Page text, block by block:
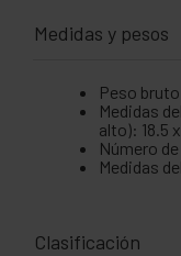
Medidas y pesos
Peso
Medidas
alto): 18.5
Número
Medidas
Clasificación